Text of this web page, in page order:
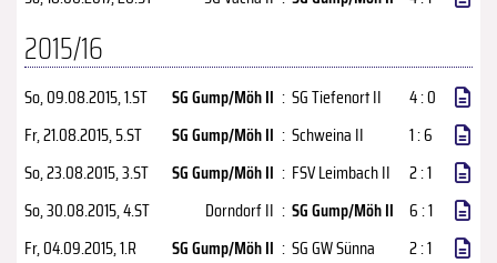
2015/16
So, 09.08.2015, 1.ST SG Gump/Möh II : SG Tiefenort II
4 : 0
Fr, 21.08.2015, 5.ST SG Gump/Möh II : Schweina II
1 : 6
So, 23.08.2015, 3.ST SG Gump/Möh II : FSV Leimbach II
2 : 1
So, 30.08.2015, 4.ST Dorndorf II : SG Gump/Möh II 6 : 1
Fr, 04.09.2015, 1.R SG Gump/Möh II : SG GW Sünna
2 : 1